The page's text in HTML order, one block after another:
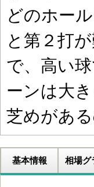
どのホー
と第２打
で、高い
ーンは大
芝めがある
基本情報 相場グ